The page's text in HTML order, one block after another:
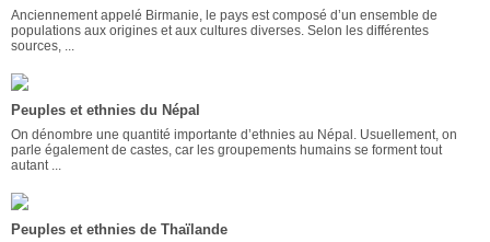
Anciennement appelé Birmanie, le pays est composé d’un ensemble de
populations aux origines et aux cultures diverses. Selon les différentes
sources, ...
Peuples et ethnies du Népal
On dénombre une quantité importante d’ethnies au Népal. Usuellement, on
parle également de castes, car les groupements humains se forment tout
autant ...
Peuples et ethnies de Thaïlande